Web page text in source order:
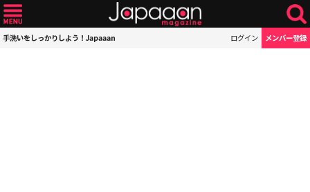
手洗いをしっかりしよう！Japaaan ログイン メンバー登録